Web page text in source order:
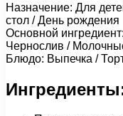
Назначение: Для
стол / День рождения
Основной
Чернослив /
Блюдо: Выпечка /